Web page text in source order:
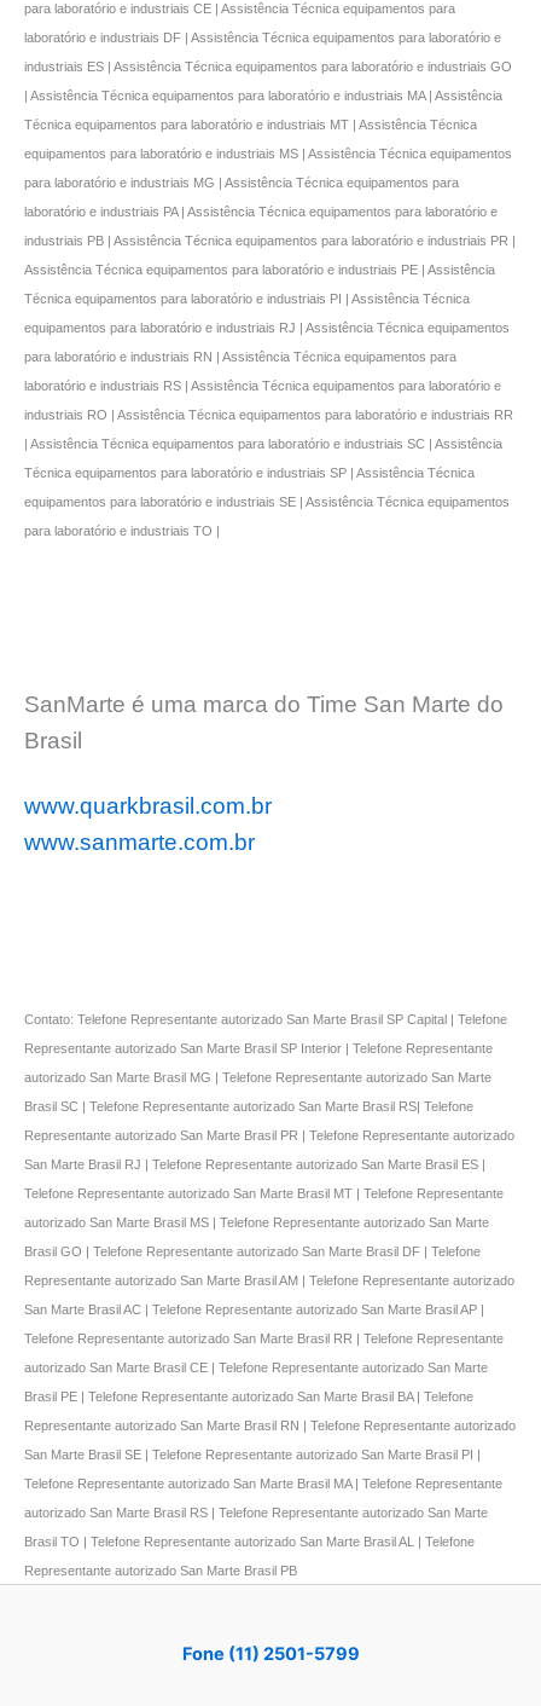
para laboratório e industriais CE | Assistência Técnica equipamentos para
laboratório e industriais DF | Assistência Técnica equipamentos para laboratório e
industriais ES | Assistência Técnica equipamentos para laboratório e industriais GO
| Assistência Técnica equipamentos para laboratório e industriais MA | Assistência
Técnica equipamentos para laboratório e industriais MT | Assistência Técnica
equipamentos para laboratório e industriais MS | Assistência Técnica equipamentos
para laboratório e industriais MG | Assistência Técnica equipamentos para
laboratório e industriais PA | Assistência Técnica equipamentos para laboratório e
industriais PB | Assistência Técnica equipamentos para laboratório e industriais PR |
Assistência Técnica equipamentos para laboratório e industriais PE | Assistência
Técnica equipamentos para laboratório e industriais PI | Assistência Técnica
equipamentos para laboratório e industriais RJ | Assistência Técnica equipamentos
para laboratório e industriais RN | Assistência Técnica equipamentos para
laboratório e industriais RS | Assistência Técnica equipamentos para laboratório e
industriais RO | Assistência Técnica equipamentos para laboratório e industriais RR
| Assistência Técnica equipamentos para laboratório e industriais SC | Assistência
Técnica equipamentos para laboratório e industriais SP | Assistência Técnica
equipamentos para laboratório e industriais SE | Assistência Técnica equipamentos
para laboratório e industriais TO |
SanMarte é uma marca do Time San Marte do
Brasil
www.quarkbrasil.com.br
www.sanmarte.com.br
Contato: Telefone Representante autorizado San Marte Brasil SP Capital | Telefone
Representante autorizado San Marte Brasil SP Interior | Telefone Representante
autorizado San Marte Brasil MG | Telefone Representante autorizado San Marte
Brasil SC | Telefone Representante autorizado San Marte Brasil RS| Telefone
Representante autorizado San Marte Brasil PR | Telefone Representante autorizado
San Marte Brasil RJ | Telefone Representante autorizado San Marte Brasil ES |
Telefone Representante autorizado San Marte Brasil MT | Telefone Representante
autorizado San Marte Brasil MS | Telefone Representante autorizado San Marte
Brasil GO | Telefone Representante autorizado San Marte Brasil DF | Telefone
Representante autorizado San Marte Brasil AM | Telefone Representante autorizado
San Marte Brasil AC | Telefone Representante autorizado San Marte Brasil AP |
Telefone Representante autorizado San Marte Brasil RR | Telefone Representante
autorizado San Marte Brasil CE | Telefone Representante autorizado San Marte
Brasil PE | Telefone Representante autorizado San Marte Brasil BA | Telefone
Representante autorizado San Marte Brasil RN | Telefone Representante autorizado
San Marte Brasil SE | Telefone Representante autorizado San Marte Brasil PI |
Telefone Representante autorizado San Marte Brasil MA | Telefone Representante
autorizado San Marte Brasil RS | Telefone Representante autorizado San Marte
Brasil TO | Telefone Representante autorizado San Marte Brasil AL | Telefone
Representante autorizado San Marte Brasil PB
Fone (11) 2501-5799